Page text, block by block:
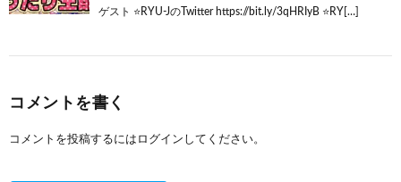
ゲスト ⭐️RYU-JのTwitter https://bit.ly/3qHRIyB ⭐️RY[…]
コメントを書く
コメントを投稿するには ログイン してください。